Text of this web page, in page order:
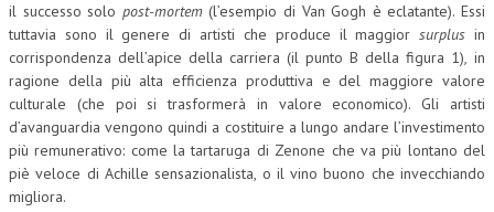
il successo solo post-mortem(l’esempio di Van Gogh è eclatante). Essi
tuttavia sono il genere di artisti che produce il maggiorsurplus in
corrispondenza dell’apice della carriera (il punto B della figura 1), in
ragione della più alta efficienza produttiva e del maggiore valore
culturale (che poi si trasformerà in valore economico). Gli artisti
d’avanguardia vengono quindi a costituire a lungo andare l’investimento
più remunerativo: come la tartaruga di Zenone che va più lontano del
piè veloce di Achille sensazionalista, o il vino buono che invecchiando
migliora.